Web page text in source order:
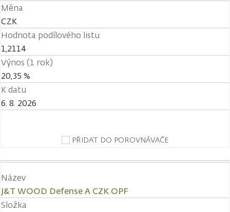
Měna
CZK
Hodnota podílového listu
1,2114
Výnos (1 rok)
20,35 %
K datu
6. 8. 2026
PŘIDAT DO POROVNÁVAČE
Název
J&T WOOD Defense A CZK OPF
Složka